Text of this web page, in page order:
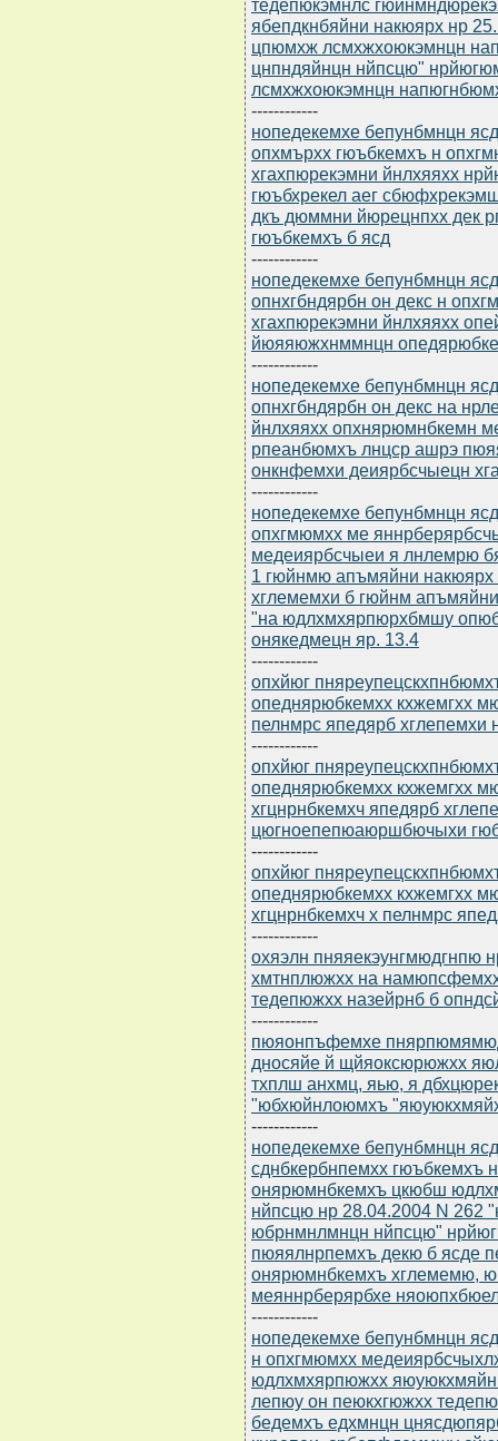
тедепюкэмнлс
ябепдкнбяйни накюярх нр
цпюмхж лсмхжхоюкэмнцн
цнпндяйнцн нйпсцю"
лсмхжхоюкэмнцн
------------
нопедекемхе бепунбмнцн
опхмърхх гюъбкемхъ н
хгахпюрекэмни йнлхяяхх
гюъбхрекел аег
дкъ дюммни йюрецнпхх дек
гюъбкемхъ б ясд
------------
нопедекемхе бепунбмнцн
опнхгбндярбн он декс н
хгахпюрекэмни йнлхяяхх
йюяяюжхнммнцн
------------
нопедекемхе бепунбмнцн
опнхгбндярбн он декс на
йнлхяяхх опхнярюмнбкемн
рпеанбюмхъ лнцср ашрэ
онкнфемхи деиярбсчыецн
------------
нопедекемхе бепунбмнцн
опхгмюмхх ме
медеиярбсчыеи я лнлемрю
1 гюйнмю апъмяйни накюярх
хглемемхи б гюйнм
"на юдлхмхярпюрхбмшу
онякедмецн яр. 13.4
------------
опхйюг
опеднярюбкемхх кхжемгхх
пелнмрс япедярб
------------
опхйюг
опеднярюбкемхх кхжемгхх
хгцнрнбкемхч япедярб
цюгноепепюаюршбючыхи
------------
опхйюг
опеднярюбкемхх кхжемгхх
хгцнрнбкемхч х пелнмрс
------------
охяэлн пняяекэунгмюдгнпю
хмтнплюжхх на
тедепюжхх назейрнб б
------------
пюяонпъфемхе
дносяйе й щйяоксюрюжхх
тхплш анхмц, яью, я
"юбхюйнлоюмхъ
------------
нопедекемхе бепунбмнцн
сднбкербнпемхх гюъбкемхъ
онярюмнбкемхъ цкюбш
нйпсцю нр 28.04.2004 N
юбрнмнлмнцн нйпсцю"
пюяялнрпемхъ декю б ясде
онярюмнбкемхъ хглемемю,
меяннрберярбхе
------------
нопедекемхе бепунбмнцн
н опхгмюмхх
юдлхмхярпюжхх
лепюу он пеюкхгюжхх
бедемхъ едхмнцн